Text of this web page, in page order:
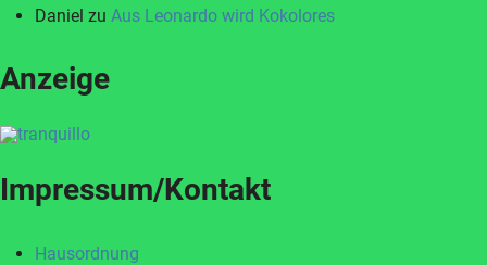
Daniel zu Aus Leonardo wird Kokolores
Anzeige
Impressum/Kontakt
Hausordnung